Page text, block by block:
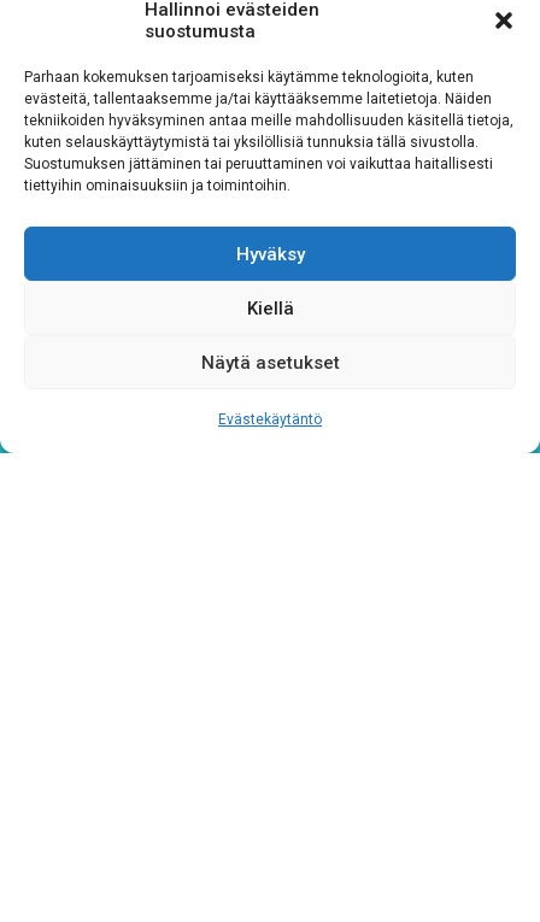
Hallinnoi evästeiden
suostumusta
Parhaan kokemuksen tarjoamiseksi käytämme teknologioita, kuten
evästeitä, tallentaaksemme ja/tai käyttääksemme laitetietoja. Näiden
tekniikoiden hyväksyminen antaa meille mahdollisuuden käsitellä tietoja,
kuten selauskäyttäytymistä tai yksilöllisiä tunnuksia tällä sivustolla.
Suostumuksen jättäminen tai peruuttaminen voi vaikuttaa haitallisesti
tiettyihin ominaisuuksiin ja toimintoihin.
Hyväksy
Kiellä
Näytä asetukset
Evästekäytäntö
SISKOT & SIMOT
Toimistohotelli Janne (2. kerros)
Postikatu 10
04400 Järvenpää
044 9733844
Tilaa uutiskirjeemme